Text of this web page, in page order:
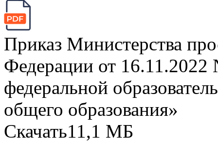
Приказ Министерства
Федерации от
федеральной
общего образования»
Скачать11,1 МБ